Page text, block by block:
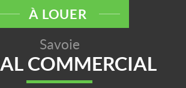
À LOUER
Savoie
COMMERCIAL